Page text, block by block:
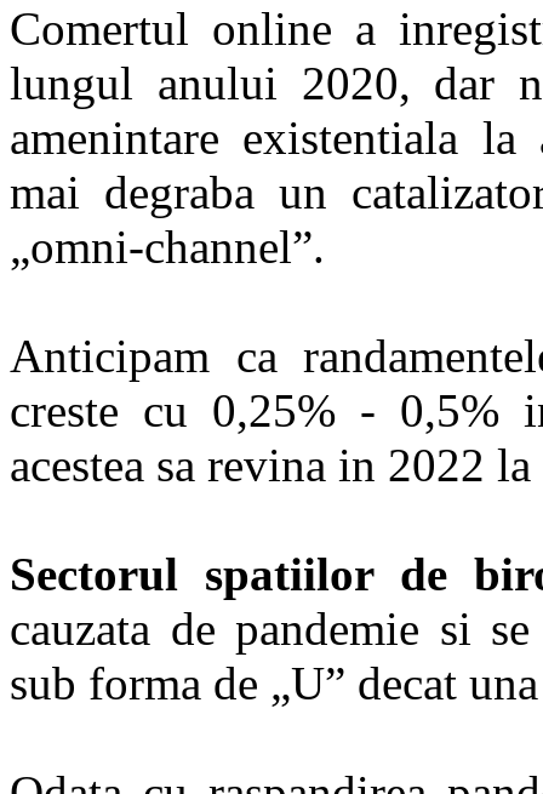
Comertul online a
lungul anului 2020, dar
amenintare existentiala
mai degraba un
„omni-channel”.
Anticipam ca
creste cu 0,25% - 0,5%
acestea sa revina in 2022
Sectorul spatiilor de
cauzata de pandemie si
sub forma de „U” decat